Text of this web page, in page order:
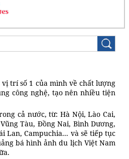
trí số 1 của mình về chất lượng
công nghệ, tạo nên nhiều tiện
cả nước, từ: Hà Nội, Lào Cai,
Tàu, Đồng Nai, Bình Dương,
Lan, Campuchia... và sẽ tiếp tục
bá hình ảnh du lịch Việt Nam